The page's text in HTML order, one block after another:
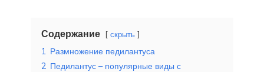
Содержание скрыть
1 Размножение педилантуса
2 Педилантус – популярные виды с